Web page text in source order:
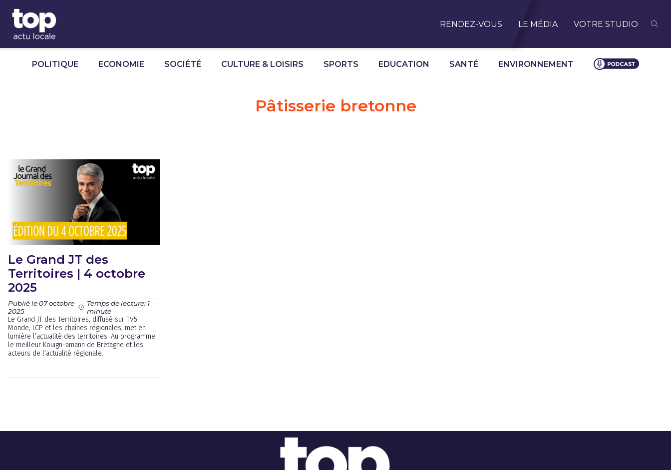
RENDEZ-VOUS LE MÉDIA VOTRE STUDIO
POLITIQUE ECONOMIE SOCIÉTÉ CULTURE & LOISIRS SPORTS EDUCATION SANTÉ ENVIRONNEMENT
Pâtisserie bretonne
Le Grand JT des
Territoires | 4 octobre
2025
Publié le 07 octobre
2025
Temps de lecture: 1
minute
Le Grand JT des Territoires, diffusé sur TV5
Monde, LCP et les chaînes régionales, met en
lumière l’actualité des territoires. Au programme :
le meilleur Kouign-amann de Bretagne et les
acteurs de l’actualité régionale.